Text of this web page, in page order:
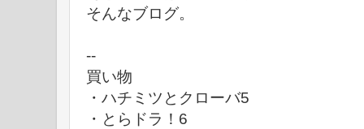
そんなブログ。
--
買い物
・ハチミツとクローバ5
・とらドラ！6